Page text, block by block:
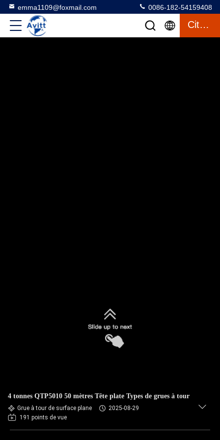
emma1109@foxmail.com 0086-182-54159408
Citation
4 tonnes QTP5010 50 mètres Tête plate Types de grues à tour
Grue à tour de surface plane
2025-08-29
191 points de vue